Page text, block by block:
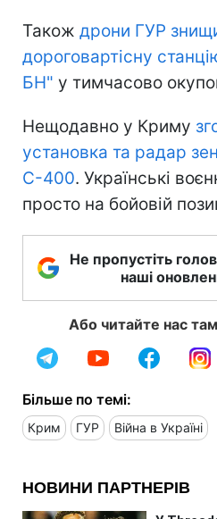
Також дрони ГУР
дороговартісну
БН" у тимчасово
Нещодавно у Криму
установка та радар
С-400. Українські
просто на бойовій
Не пропустіть
наші
Або читайте нас
Більше по темі:
Крим ГУР Війна в Україні